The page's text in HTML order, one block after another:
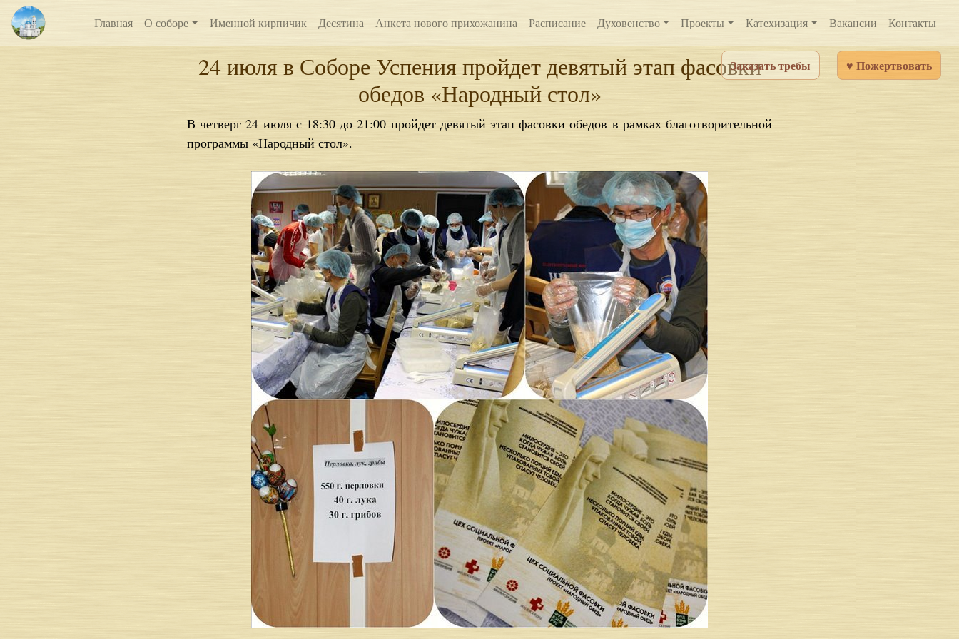
Главная О соборе Именной кирпичик Десятина Анкета нового прихожанина Расписание Духовенство Проекты Катехизация Вакансии Контакты
24 июля в Соборе Успения пройдет девятый этап фасовки
обедов «Народный стол»
В четверг 24 июля с 18:30 до 21:00 пройдет девятый этап фасовки обедов в рамках благотворительной
программы «Народный стол».
Заказать требы ♥ Пожертвовать